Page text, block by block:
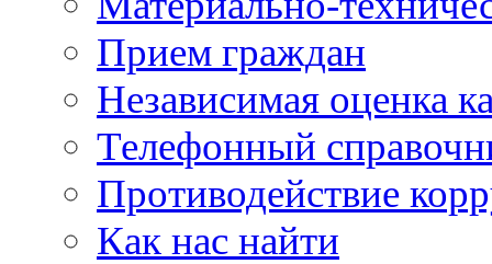
Прием граждан
Независимая оценка
Телефонный
Противодействие
Как нас найти